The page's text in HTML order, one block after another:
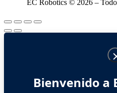
EC Robotics © 2026 –
Bienvenido a